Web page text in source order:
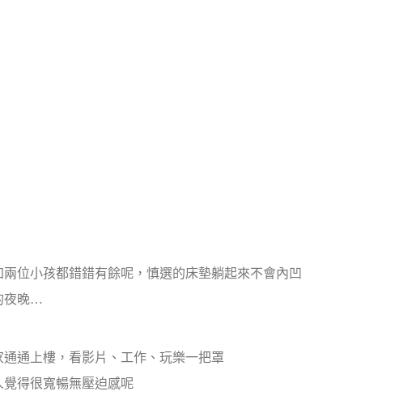
位小孩都錯錯有餘呢，慎選的床墊躺起來不會內凹
夜晚…
通上樓，看影片、工作、玩樂一把罩
得很寬暢無壓迫感呢